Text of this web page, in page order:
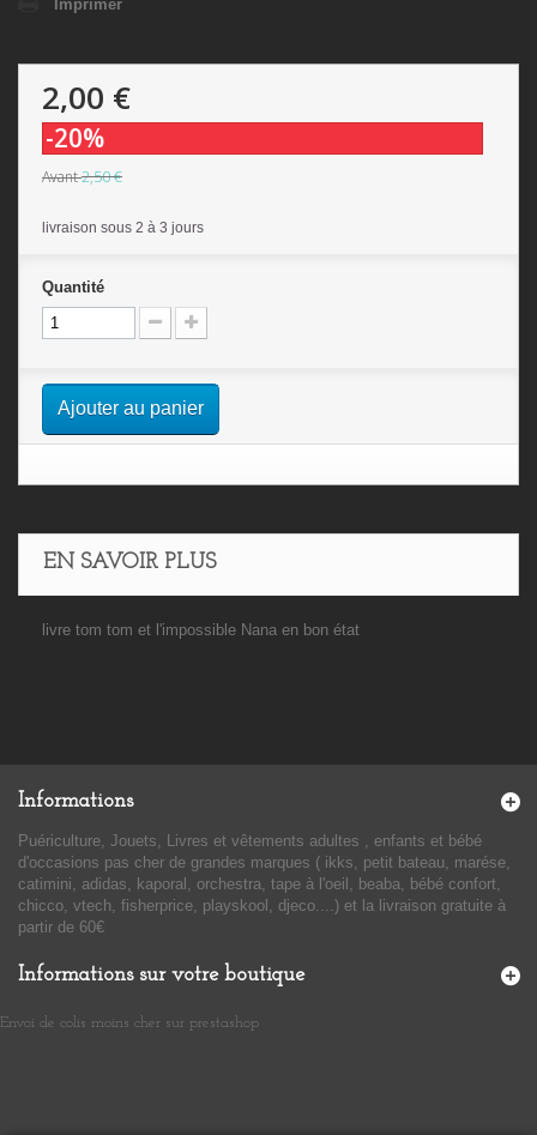
Imprimer
2,00 €
-20%
Avant2,50 €
livraison sous 2 à 3 jours
Quantité
Ajouter au panier
EN SAVOIR PLUS
livre tom tom et l'impossible Nana en bon état
Informations
Puériculture, Jouets, Livres et vêtements adultes , enfants et bébé
d'occasions pas cher de grandes marques ( ikks, petit bateau, marése,
catimini, adidas, kaporal, orchestra, tape à l'oeil, beaba, bébé confort,
chicco, vtech, fisherprice, playskool, djeco....) et la livraison gratuite à
partir de 60€
Informations sur votre boutique
Envoi de colis moins cher sur prestashop